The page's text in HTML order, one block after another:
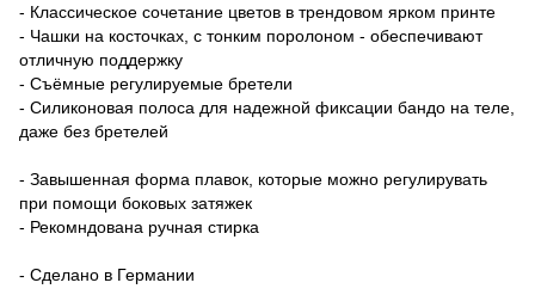
- Классическое сочетание цветов в трендовом ярком принте
- Чашки на косточках, с тонким поролоном - обеспечивают
отличную поддержку
- Съёмные регулируемые бретели
- Силиконовая полоса для надежной фиксации бандо на теле,
даже без бретелей
- Завышенная форма плавок, которые можно регулирувать
при помощи боковых затяжек
- Рекомндована ручная стирка
- Сделано в Германии